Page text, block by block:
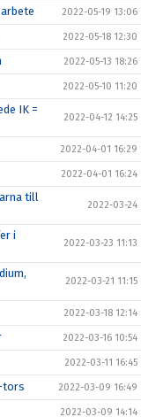
2022-05-19 13:06
2022-05-18 12:30
2022-05-13 18:26
2022-05-10 11:20
IK =
2022-04-12 14:25
2022-04-01 16:29
2022-04-01 16:24
till
2022-03-24
i
2022-03-23 11:13
2022-03-21 11:15
2022-03-18 12:14
2022-03-16 10:54
2022-03-11 16:45
tors 2022-03-09 16:49
2022-03-09 14:14